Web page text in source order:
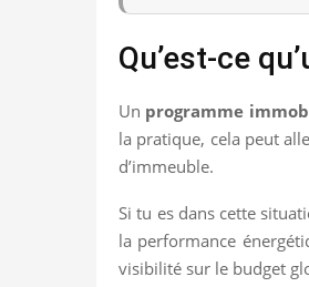
Qu’est-ce
Un programme
la pratique, cela peut
d’immeuble.
Si tu es dans cette
la performance
visibilité sur le budget